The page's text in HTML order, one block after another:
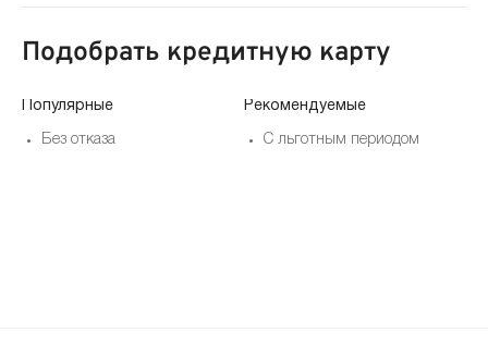
Подобрать кредитную карту
Популярные
Без отказа
Рекомендуемые
С льготным периодом